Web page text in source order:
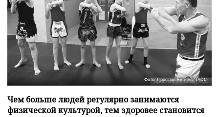
Фото: Ярослав Беляев/ТАСС
Чем больше людей регулярно занимаются
физической культурой, тем здоровее становится